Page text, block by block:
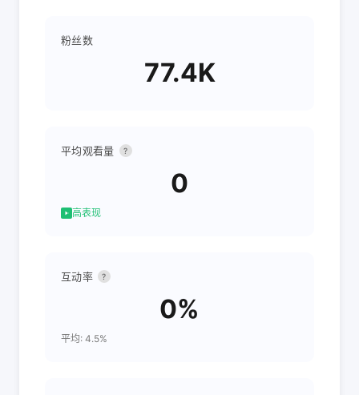
粉丝数
77.4K
平均观看量 ?
0
高表现
互动率 ?
0%
平均: 4.5%